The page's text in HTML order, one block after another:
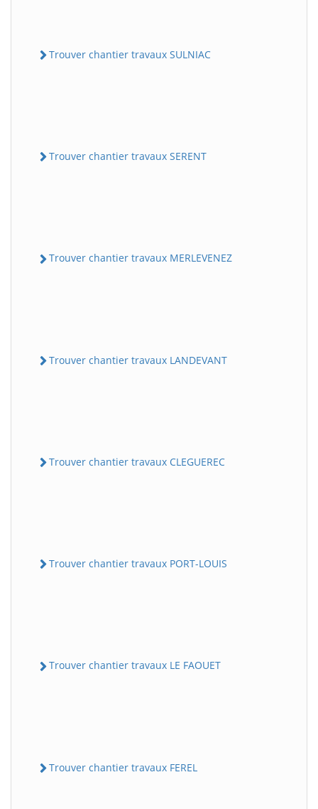
Trouver chantier travaux SULNIAC
Trouver chantier travaux SERENT
Trouver chantier travaux MERLEVENEZ
Trouver chantier travaux LANDEVANT
Trouver chantier travaux CLEGUEREC
Trouver chantier travaux PORT-LOUIS
Trouver chantier travaux LE FAOUET
Trouver chantier travaux FEREL